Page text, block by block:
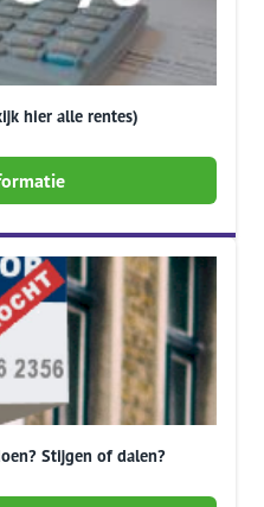
hier alle rentes)
Stijgen of dalen?